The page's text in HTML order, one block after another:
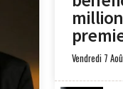
Vendredi 7